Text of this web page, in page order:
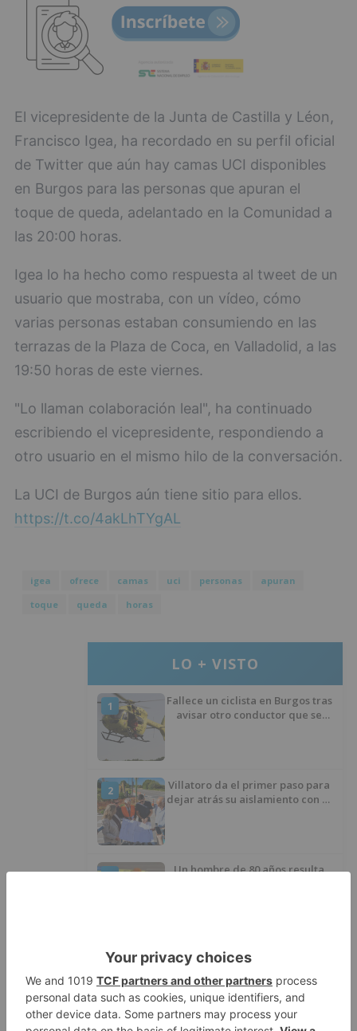
El vicepresidente de la Junta de Castilla y Léon,
Francisco Igea, ha recordado en su perfil oficial
de Twitter que aún hay camas UCI disponibles
en Burgos para las personas que apuran el
toque de queda, adelantado en la Comunidad a
las 20:00 horas.
Igea lo ha hecho como respuesta al tweet de un
usuario que mostraba, con un vídeo, cómo
varias personas estaban consumiendo en las
terrazas de la Plaza de Coca, en Valladolid, a las
19:50 horas de este viernes.
"Lo llaman colaboración leal", ha continuado
escribiendo el vicepresidente, respondiendo a
otro usuario en el mismo hilo de la conversación.
La UCI de Burgos aún tiene sitio para ellos.
https://t.co/4akLhTYgAL
igea ofrece camas uci personas
apuran
toque
queda horas
LO + VISTO
1
Fallece un ciclista en Burgos tras
avisar otro conductor que se
2
Villatoro da el primer paso para
dejar atrás su aislamiento con el
3
Un hombre de 80 años resulta
4
La provincia de Burgos celebra
el día de su patrón